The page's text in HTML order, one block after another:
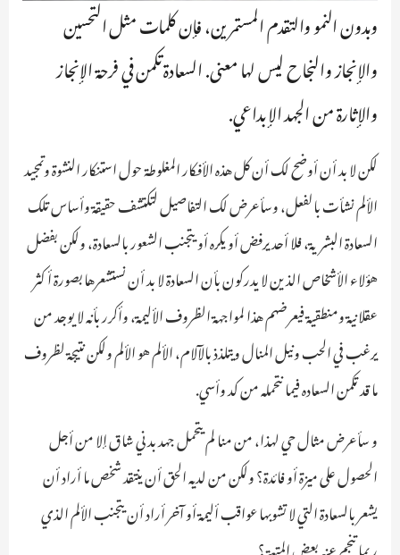
وبدون النمو والتقدم المستمرين، فإن كلمات مثل التحسين
والإنجاز والنجاح ليس لها معنى. السعادة تكمن في فرحة الإنجاز
والإثارة من الجهد الإبداعي.
لكن لا بد أن أوضح لك أن كل هذه الأفكار المغلوطة حول استنكار النشوة وتمجيد
الألم نشأت بالفعل، وسأعرض لك التفاصيل لتكتشف حقيقة وأساس تلك
السعادة البشرية، فلا أحد يرفض أو يكره أو يتجنب الشعور بالسعادة، ولكن بفضل
هؤلاء الأشخاص الذين لا يدركون بأن السعادة لا بد أن نستشعرها بصورة أكثر
عقلانية ومنطقية فيعرضهم هذا لمواجهة الظروف الأليمة، وأكرر بأنه لا يوجد من
يرغب في الحب ونيل المنال ويتلذذ بالآلام، الألم هو الألم ولكن نتيجة لظروف
ما قد تكمن السعاده فيما نتحمله من كد وأسي.
و سأعرض مثال حي لهذا، من منا لم يتحمل جهد بدني شاق إلا من أجل
الحصول على ميزة أو فائدة؟ ولكن من لديه الحق أن ينتقد شخص ما أراد أن
يشعر بالسعادة التي لا تشوبها عواقب أليمة أو آخر أراد أن يتجنب الألم الذي